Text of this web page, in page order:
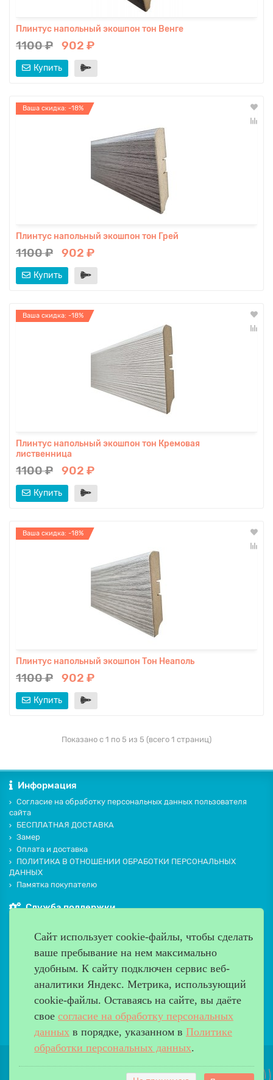
Плинтус напольный экошпон тон Венге
1100 ₽ 902 ₽
Купить
Ваша скидка: -18%
Плинтус напольный экошпон тон Грей
1100 ₽ 902 ₽
Купить
Ваша скидка: -18%
Плинтус напольный экошпон тон Кремовая
лиственница
1100 ₽ 902 ₽
Купить
Ваша скидка: -18%
Плинтус напольный экошпон Тон Неаполь
1100 ₽ 902 ₽
Купить
Показано с 1 по 5 из 5 (всего 1 страниц)
Информация
Согласие на обработку персональных данных пользователя
сайта
БЕСПЛАТНАЯ ДОСТАВКА
Замер
Оплата и доставка
ПОЛИТИКА В ОТНОШЕНИИ ОБРАБОТКИ ПЕРСОНАЛЬНЫХ
ДАННЫХ
Памятка покупателю
Служба поддержки
Производители
Дополнительно
Наш адрес
Работаем с 9:00 до 20:00
8 (499) 685-33-26
Сайт использует cookie-файлы, чтобы сделать
ваше пребывание на нем максимально
удобным. К cайту подключен сервис веб-
аналитики Яндекс. Метрика, использующий
cookie-файлы. Оставаясь на сайте, вы даёте
свое согласие на обработку персональных
данных в порядке, указанном в Политике
обработки персональных данных.